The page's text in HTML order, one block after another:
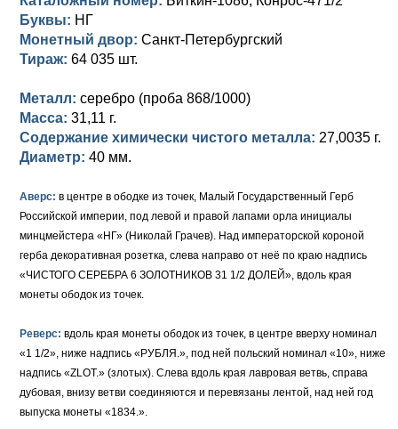
Памятные и донативные
Для Грузии
Русско-Польские
Памятные и донативные
Медь
Для Грузии
Серебро
Медь
Золото
Серебро
Сибирские монеты
Для Молдавии и Валахии
Таврические монеты
Петр III (1762)
Елизавета I (1741-1762)
Серебро
Медь
Альбертусталер
Анна Иоанновна (1730-1740)
Петр II (1727-1730)
Екатерина I (1725-1727)
Петр I (1682-1725)
Золото
Серебро
Медь
Для Речи Посполитой
Буквы: НГ
Монетный двор: Санкт-Петербургский
Тираж: 64 035 шт.
Металл: серебро (проба 868/1000)
Масса: 31,11 г.
Содержание химически чистого металла: 27,0035 г.
Диаметр: 40 мм.
Аверс: в центре в ободке из точек, Малый Государственный Герб
Российской империи, под левой и правой лапами орла инициалы
минцмейстера «НГ» (Николай Грачев). Над императорской короной
герба декоративная розетка, слева направо от неё по краю надпись
«ЧИСТОГО СЕРЕБРА 6 ЗОЛОТНИКОВ 31 1/2 ДОЛЕЙ», вдоль края
монеты ободок из точек.
Реверс: вдоль края монеты ободок из точек, в центре вверху номинал
«1 1/2», ниже надпись «РУБЛЯ.», под ней польский номинал «10», ниже
надпись «ZLOT.» (злотых). Слева вдоль края лавровая ветвь, справа
дубовая, внизу ветви соединяются и перевязаны лентой, над ней год
выпуска монеты «1834.».